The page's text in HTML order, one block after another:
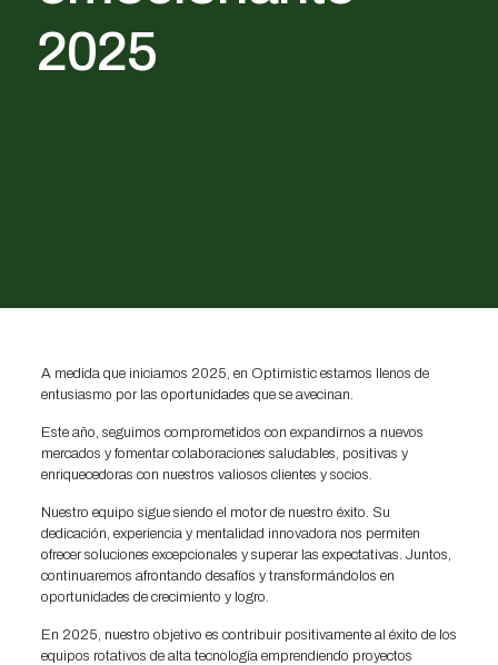
2025
A medida que iniciamos 2025, en Optimistic estamos llenos de
entusiasmo por las oportunidades que se avecinan.
Este año, seguimos comprometidos con expandirnos a nuevos
mercados y fomentar colaboraciones saludables, positivas y
enriquecedoras con nuestros valiosos clientes y socios.
Nuestro equipo sigue siendo el motor de nuestro éxito. Su
dedicación, experiencia y mentalidad innovadora nos permiten
ofrecer soluciones excepcionales y superar las expectativas. Juntos,
continuaremos afrontando desafíos y transformándolos en
oportunidades de crecimiento y logro.
En 2025, nuestro objetivo es contribuir positivamente al éxito de los
equipos rotativos de alta tecnología emprendiendo proyectos